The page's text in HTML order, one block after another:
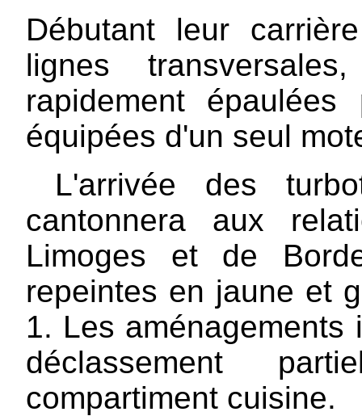
Débutant leur
lignes
rapidement
équipées d'un seul
L'arrivée des
cantonnera aux
Limoges et de
repeintes en jaune et
1. Les aménagements
déclassement
compartiment cuisine.